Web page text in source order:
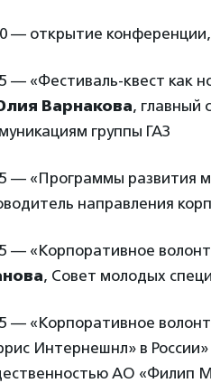
— открытие
— «Фестиваль-квест как
Варнакова, главный
группы ГАЗ
— «Программы
направления
— «Корпоративное
, Совет молодых
— «Корпоративное
Интернешнл» в
АО «Филип